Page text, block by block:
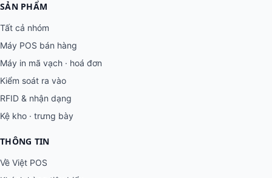
SẢN PHẨM
Tất cả nhóm
Máy POS bán hàng
Máy in mã vạch · hoá đơn
Kiểm soát ra vào
RFID & nhận dạng
Kệ kho · trưng bày
THÔNG TIN
Về Việt POS